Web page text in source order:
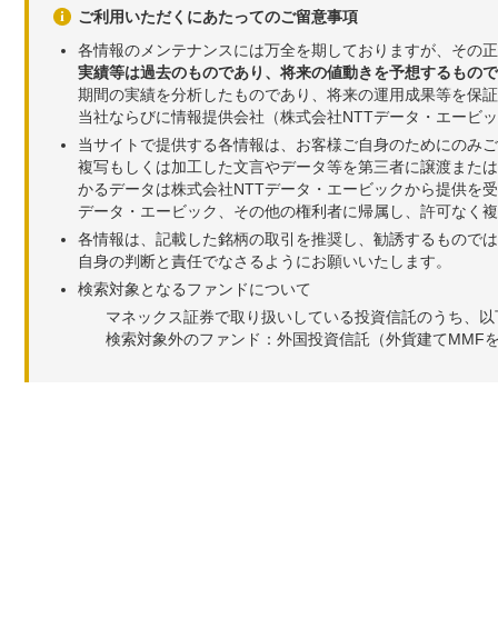
ご利用いただくにあたってのご留意事項
各情報のメンテナンスには万全を期しておりますが、その
実績等は過去のものであり、将来の値動きを予想するもの
期間の実績を分析したものであり、将来の運用成果等を保
当社ならびに情報提供会社（株式会社NTTデータ・エービ
当サイトで提供する各情報は、お客様ご自身のためにのみ
複写もしくは加工した文言やデータ等を第三者に譲渡また
かるデータは株式会社NTTデータ・エービックから提供を
データ・エービック、その他の権利者に帰属し、許可なく
各情報は、記載した銘柄の取引を推奨し、勧誘するもので
自身の判断と責任でなさるようにお願いいたします。
検索対象となるファンドについて
マネックス証券で取り扱いしている投資信託のうち、
検索対象外のファンド：外国投資信託（外貨建てMMF